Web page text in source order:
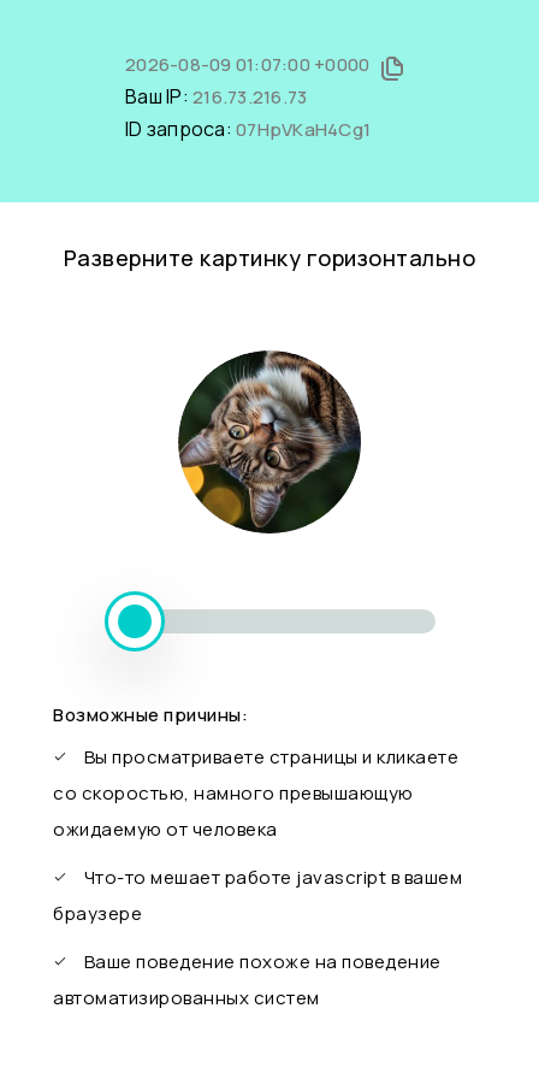
2026-08-09 01:07:00 +0000
Ваш IP: 216.73.216.73
ID запроса: 07HpVKaH4Cg1
Разверните картинку горизонтально
Возможные причины:
Вы просматриваете страницы и кликаете
со скоростью, намного превышающую
ожидаемую от человека
Что-то мешает работе javascript в вашем
браузере
Ваше поведение похоже на поведение
автоматизированных систем